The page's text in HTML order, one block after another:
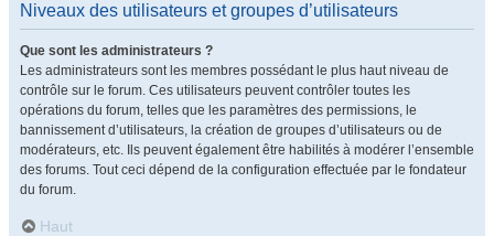
Niveaux des utilisateurs et groupes d’utilisateurs
Que sont les administrateurs ?
Les administrateurs sont les membres possédant le plus haut niveau de
contrôle sur le forum. Ces utilisateurs peuvent contrôler toutes les
opérations du forum, telles que les paramètres des permissions, le
bannissement d’utilisateurs, la création de groupes d’utilisateurs ou de
modérateurs, etc. Ils peuvent également être habilités à modérer l’ensemble
des forums. Tout ceci dépend de la configuration effectuée par le fondateur
du forum.
Haut